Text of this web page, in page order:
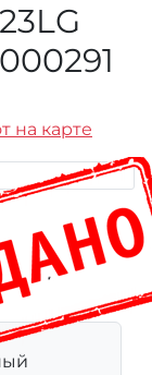
на карте
341